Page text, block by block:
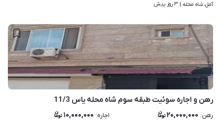
آمل، شاه محله | ۳ روز پیش
۴
رهن و اجاره سوئیت طبقه سوم شاه محله یاس 11/3
رهن: ۲۰,۰۰۰,۰۰۰ اجاره: ۱۰,۰۰۰,۰۰۰